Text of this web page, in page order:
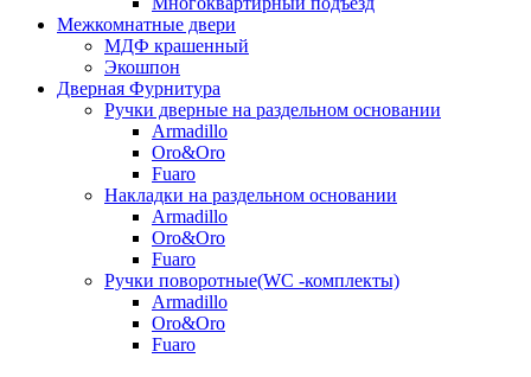
Межкомнатные двери
МДФ крашенный
Экошпон
Дверная Фурнитура
Ручки дверные на раздельном основании
Armadillo
Oro&Oro
Fuaro
Накладки на раздельном основании
Armadillo
Oro&Oro
Fuaro
Ручки поворотные(WC -комплекты)
Armadillo
Oro&Oro
Fuaro